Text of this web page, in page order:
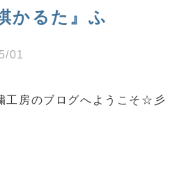
かるた』ふ
01
工房のブログへようこそ☆彡